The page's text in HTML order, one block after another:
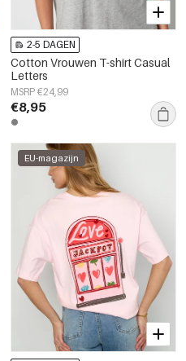
2-5 DAGEN
Cotton Vrouwen T-shirt Casual
Letters
MSRP €24,99
€8,95
EU-magazijn